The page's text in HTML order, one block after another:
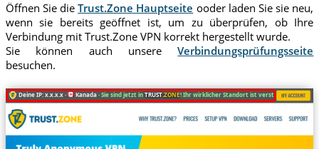
Öffnen Sie dieTrust.Zone Hauptseite ooder laden Sie sie neu,
wenn sie bereits geöffnet ist, um zu überprüfen, ob Ihre
Verbindung mit Trust.Zone VPN korrekt hergestellt wurde.
Sie können auch unsereVerbindungsprüfungsseite
besuchen.
Deine IP: x.x.x.x · Kanada ·Sie sind jetzt inTRUST.ZONE! Ihr wirklicher Standort ist versteckt!